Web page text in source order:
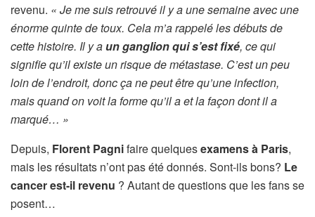
revenu. « Je me suis retrouvé il y a une semaine avec une
énorme quinte de toux. Cela m’a rappelé les débuts de
cette histoire. Il y aun ganglion qui s’est fixé, ce qui
signifie qu’il existe un risque de métastase. C’est un peu
loin de l’endroit, donc ça ne peut être qu’une infection,
mais quand on voit la forme qu’il a et la façon dont il a
marqué… »
Depuis, Florent Pagnifaire quelquesexamens à Paris,
mais les résultats n’ont pas été donnés. Sont-ils bons? Le
cancer est-il revenu ? Autant de questions que les fans se
posent…